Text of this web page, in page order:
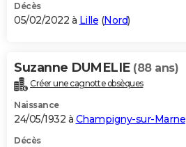
Décès
05/02/2022 à Lille (Nord)
Suzanne DUMELIE (88 ans)
Créer une cagnotte obsèques
Naissance
24/05/1932 à Champigny-sur-Marne
Décès